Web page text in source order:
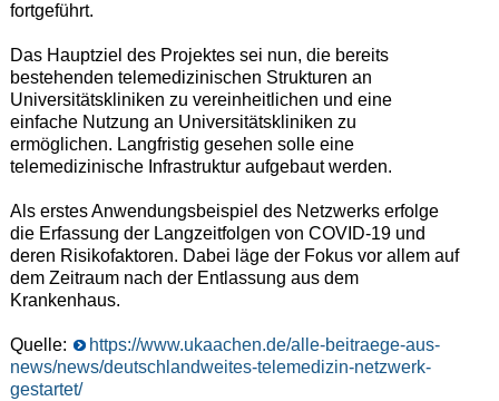
fortgeführt.
Das Hauptziel des Projektes sei nun, die bereits
bestehenden telemedizinischen Strukturen an
Universitätskliniken zu vereinheitlichen und eine
einfache Nutzung an Universitätskliniken zu
ermöglichen. Langfristig gesehen solle eine
telemedizinische Infrastruktur aufgebaut werden.
Als erstes Anwendungsbeispiel des Netzwerks erfolge
die Erfassung der Langzeitfolgen von COVID-19 und
deren Risikofaktoren. Dabei läge der Fokus vor allem auf
dem Zeitraum nach der Entlassung aus dem
Krankenhaus.
Quelle:
https://www.ukaachen.de/alle-beitraege-aus-
news/news/deutschlandweites-telemedizin-netzwerk-
gestartet/